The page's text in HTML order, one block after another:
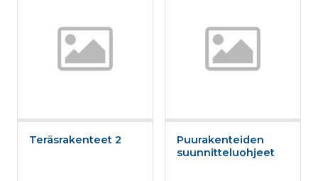
Teräsrakenteet 2
Puurakenteiden
suunnitteluohjeet